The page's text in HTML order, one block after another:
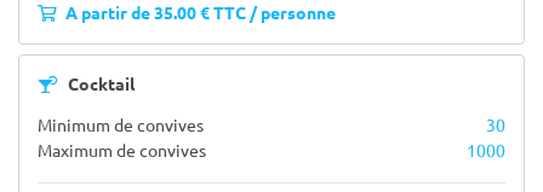
A partir de 35.00 € TTC / personne
Cocktail
Minimum de convives
30
Maximum de convives
1000